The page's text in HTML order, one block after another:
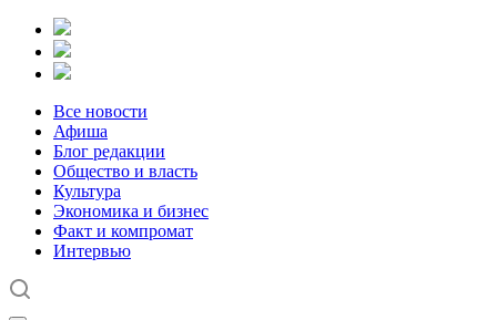
Все новости
Афиша
Блог редакции
Общество и власть
Культура
Экономика и бизнес
Факт и компромат
Интервью